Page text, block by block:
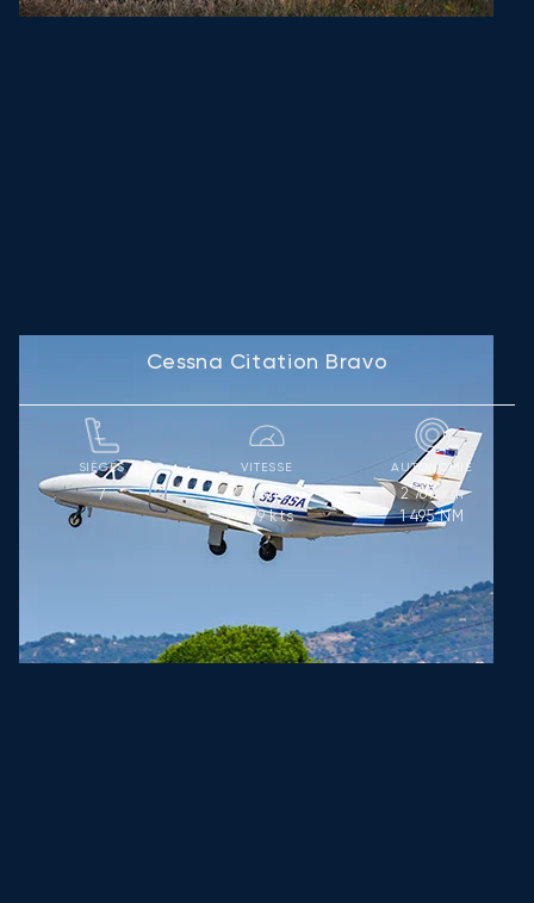
Cessna Citation Bravo
SIÈGES
7
VITESSE
739km/h
399kts
AUTONOMIE
2 769km
1 495NM